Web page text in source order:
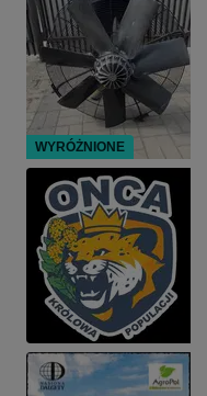
WYRÓŻNIONE